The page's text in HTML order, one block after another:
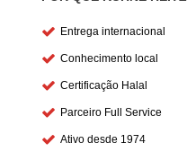
Entrega internacional
Conhecimento local
Certificação Halal
Parceiro Full Service
Ativo desde 1974